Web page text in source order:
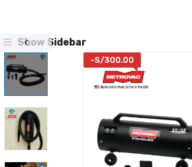
Show Sidebar
-S/300.00